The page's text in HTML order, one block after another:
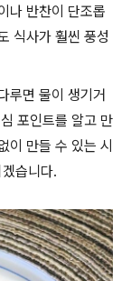
나 반찬이 단조롭
식사가 훨씬 풍성
루면 물이 생기거
포인트를 알고 만
이 만들 수 있는 시
습니다.